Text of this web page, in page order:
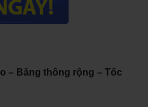
– Băng thông rộng – Tốc